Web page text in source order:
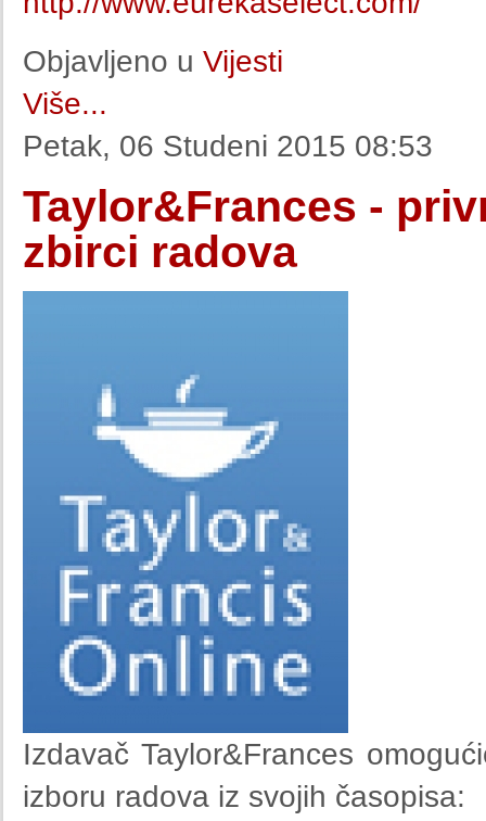
Objavljeno u Vijesti
Više...
Petak, 06 Studeni 2015 08:53
Taylor&Frances -
zbirci radova
Izdavač Taylor&Frances
izboru radova iz svojih časopisa: